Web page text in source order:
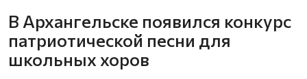
В Архангельске появился конкурс
патриотической песни для
школьных хоров